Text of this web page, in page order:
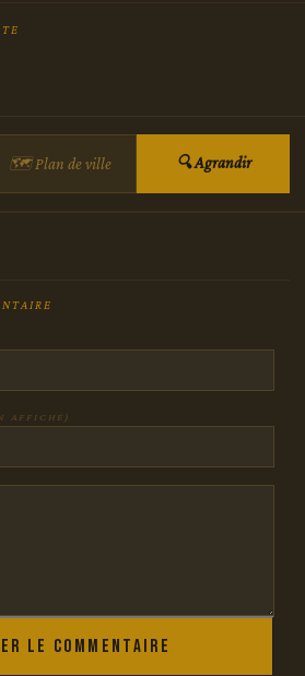
🗺 Plan de ville 🔍 Agrandir
AFFICHÉ)
le commentaire